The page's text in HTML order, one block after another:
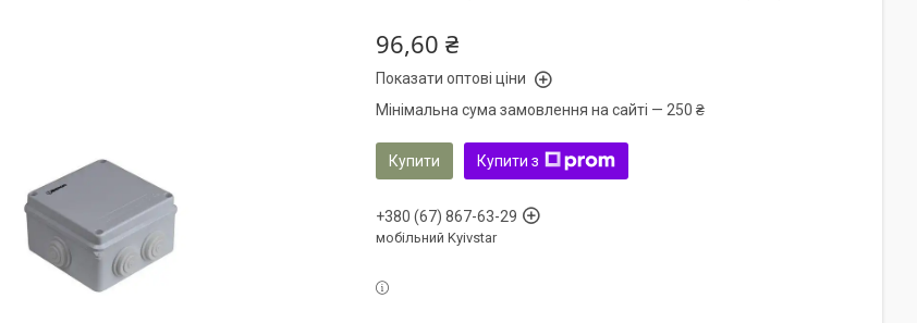
96,60 ₴
Показати оптові ціни
Мінімальна сума замовлення на сайті — 250 ₴
Купити Купити з
+380 (67) 867-63-29
мобільний Kyivstar